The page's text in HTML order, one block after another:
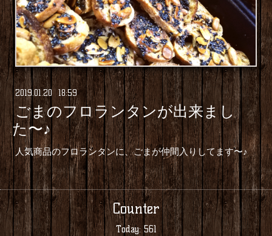
2019 01 .20 18:59
ごまのフロランタンが出来まし
た〜♪
人気商品のフロランタンに、ごまが仲間入りしてます〜♪
Counter
Today:561